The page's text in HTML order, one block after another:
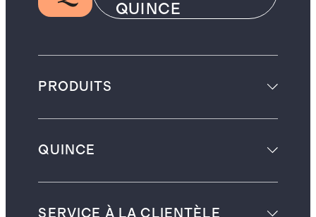
QUINCE
PRODUITS
QUINCE
SERVICE À LA CLIENTÈLE